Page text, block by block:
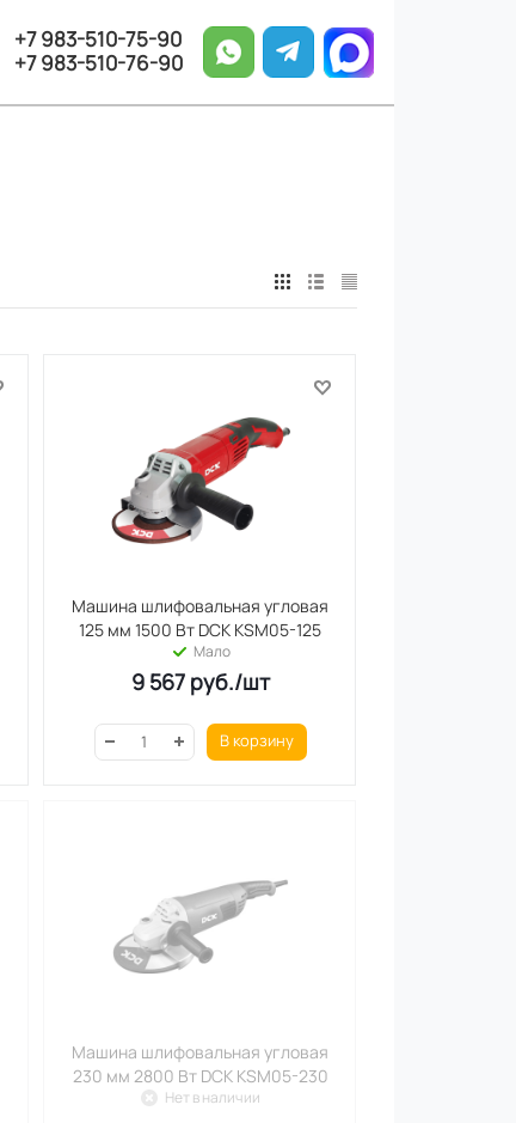
+7 983-510-75-90
+7 983-510-76-90
Машина шлифовальная угловая
125 мм 1500 Вт DCK KSM05-125
Мало
9 567руб./шт
В корзину
Машина шлифовальная угловая
230 мм 2800 Вт DCK KSM05-230
Нет в наличии